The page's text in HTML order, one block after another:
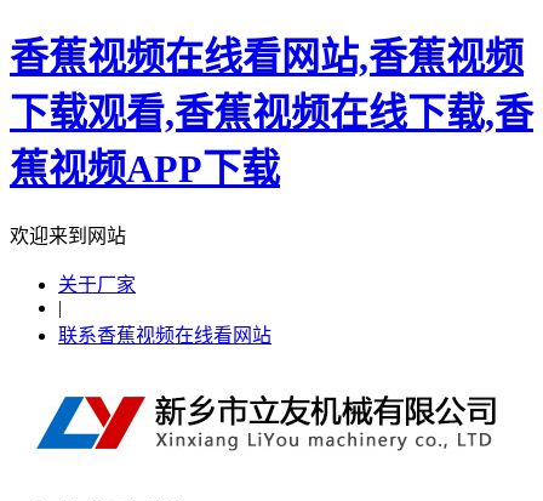
香蕉视频在线看网站,香蕉视频
下载观看,香蕉视频在线下载,香
蕉视频APP下载
欢迎来到网站
关于厂家
|
联系香蕉视频在线看网站